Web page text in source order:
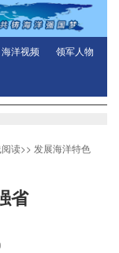
海洋视频 领军人物
读>> 发展海洋特色
省